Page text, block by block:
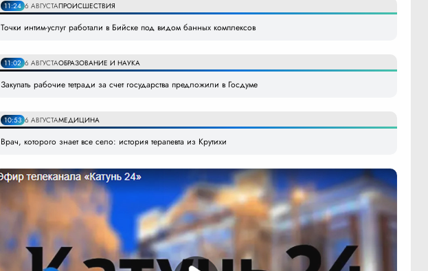
11:24 6 АВГУСТАПРОИСШЕСТВИЯ
Точки интим-услуг работали в Бийске под видом банных комплексов
11:02 6 АВГУСТАОБРАЗОВАНИЕ И НАУКА
Закупать рабочие тетради за счет государства предложили в Госдуме
10:53 6 АВГУСТАМЕДИЦИНА
Врач, которого знает все село: история терапевта из Крутихи